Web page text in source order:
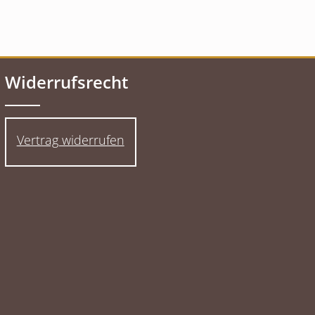
Widerrufsrecht
Vertrag widerrufen